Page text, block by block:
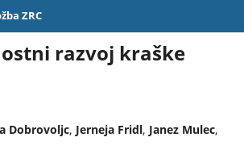
ZRC
razvoj kraške
Dobrovoljc, Jerneja Fridl, Janez Mulec,